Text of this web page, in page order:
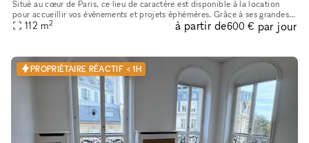
Situé au cœur de Paris, ce lieu de caractère est disponible à la location
pour accueillir vos événements et projets éphémères. Grâce à ses grandes
vitrines d’angle, sa belle luminosité, ses poutres
112 m2 à partir de600 € par jour
PROPRIÉTAIRE RÉACTIF < 1H